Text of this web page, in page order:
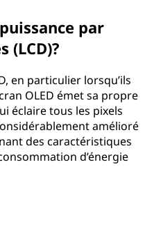
par
en particulier lorsqu’ils
OLED émet sa propre
éclaire tous les pixels
amélioré
des caractéristiques
d’énergie